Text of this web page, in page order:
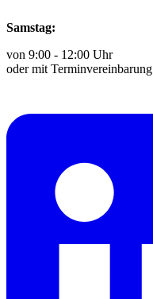
Samstag:
von 9:00 - 12:00 Uhr
oder mit Terminvereinbarung